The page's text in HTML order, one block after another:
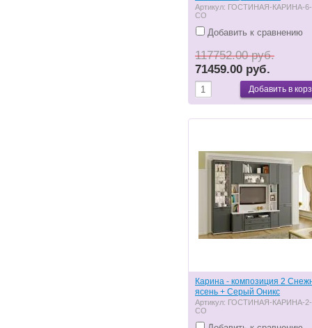
Артикул: ГОСТИНАЯ-КАРИНА-
СО
Добавить к сравнению
117752.00 руб.
71459.00 руб.
Карина - композиция 2
ясень + Серый Оникс
Артикул: ГОСТИНАЯ-КАРИНА-
СО